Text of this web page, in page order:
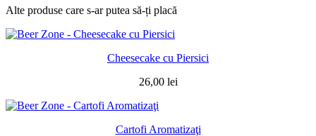
Alte produse care s-ar putea să-ți placă
Cheesecake cu Piersici
26,00 lei
Cartofi Aromatizaţi